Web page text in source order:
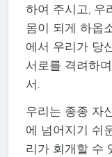
하여 주시고, 우
몸이 되게 하옵
에서 우리가 당
서로를 격려하
서.
우리는 종종 자
에 넘어지기 쉬
리가 회개할 수